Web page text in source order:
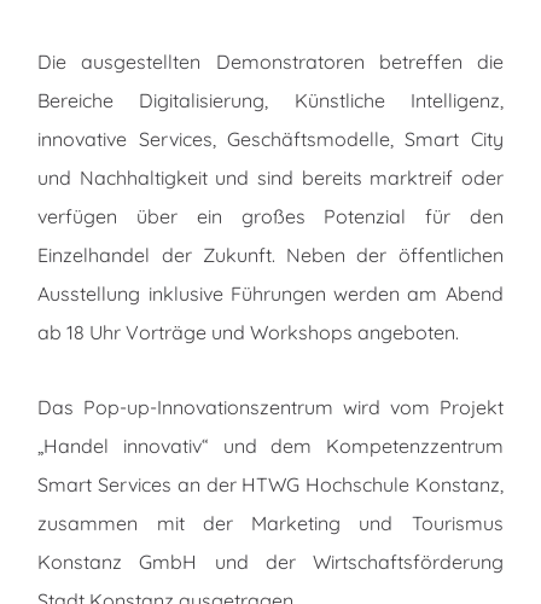
Die ausgestellten Demonstratoren betreffen die
Bereiche Digitalisierung, Künstliche Intelligenz,
innovative Services, Geschäftsmodelle, Smart City
und Nachhaltigkeit und sind bereits marktreif oder
verfügen über ein großes Potenzial für den
Einzelhandel der Zukunft. Neben der öffentlichen
Ausstellung inklusive Führungen werden am Abend
ab 18 Uhr Vorträge und Workshops angeboten.
Das Pop-up-Innovationszentrum wird vom Projekt
„Handel innovativ“ und dem Kompetenzzentrum
Smart Services an der HTWG Hochschule Konstanz,
zusammen mit der Marketing und Tourismus
Konstanz GmbH und der Wirtschaftsförderung